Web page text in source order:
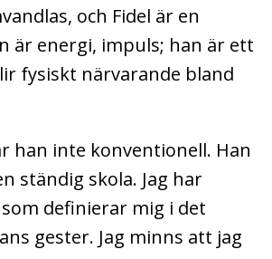
och Fidel är en
är energi, impuls; han är ett
fysiskt närvarande bland
han inte konventionell. Han
ständig skola. Jag har
definierar mig i det
gester. Jag minns att jag